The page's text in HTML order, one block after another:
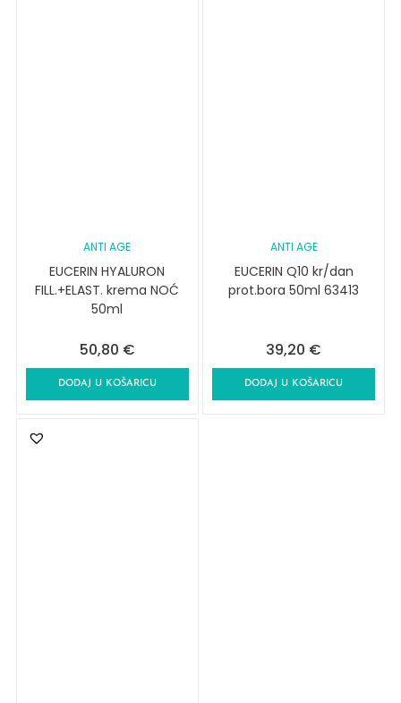
ANTI AGE
EUCERIN HYALURON
FILL.+ELAST. krema NOĆ
50ml
50,80 €
DODAJ U KOŠARICU
ANTI AGE
EUCERIN Q10 kr/dan
prot.bora 50ml 63413
39,20 €
DODAJ U KOŠARICU